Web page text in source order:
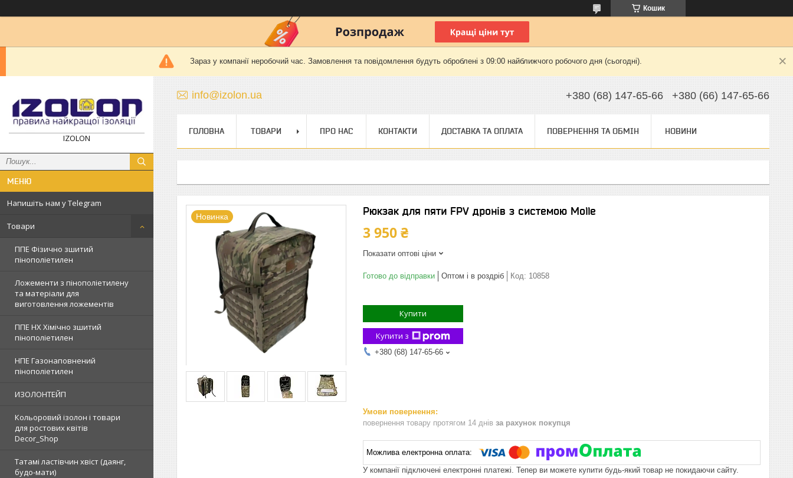
Кошик
Зараз у компанії неробочий час. Замовлення та повідомлення будуть оброблені з 09:00 найближчого робочого дня (сьогодні).
IZOLON
Напишіть нам у Telegram
Товари
ППЕ Фізично зшитий
пінополіетилен
Ложементи з пінополіетилену
та матеріали для
виготовлення ложементів
ППЕ НХ Хімічно зшитий
пінополіетилен
НПЕ Газонаповнений
пінополіетилен
ИЗОЛОНТЕЙП
Кольоровий ізолон і товари
для ростових квітів
Decor_Shop
Татамі ластівчин хвіст (даянг,
будо-мати)
info@izolon.ua +380 (68) 147-65-66 +380 (66) 147-65-66
ГОЛОВНА ТОВАРИ ПРО НАС КОНТАКТИ ДОСТАВКА ТА ОПЛАТА ПОВЕРНЕННЯ ТА ОБМІН НОВИНИ
Новинка Рюкзак для пяти FPV дронів з системою Molle
3 950 ₴
Показати оптові ціни
Готово до відправки Оптом і в роздріб Код: 10858
Купити
Купити з
+380 (68) 147-65-66
повернення товару протягом 14 днів за рахунок покупця
У компанії підключені електронні платежі. Тепер ви можете купити будь-який товар не покидаючи сайту.